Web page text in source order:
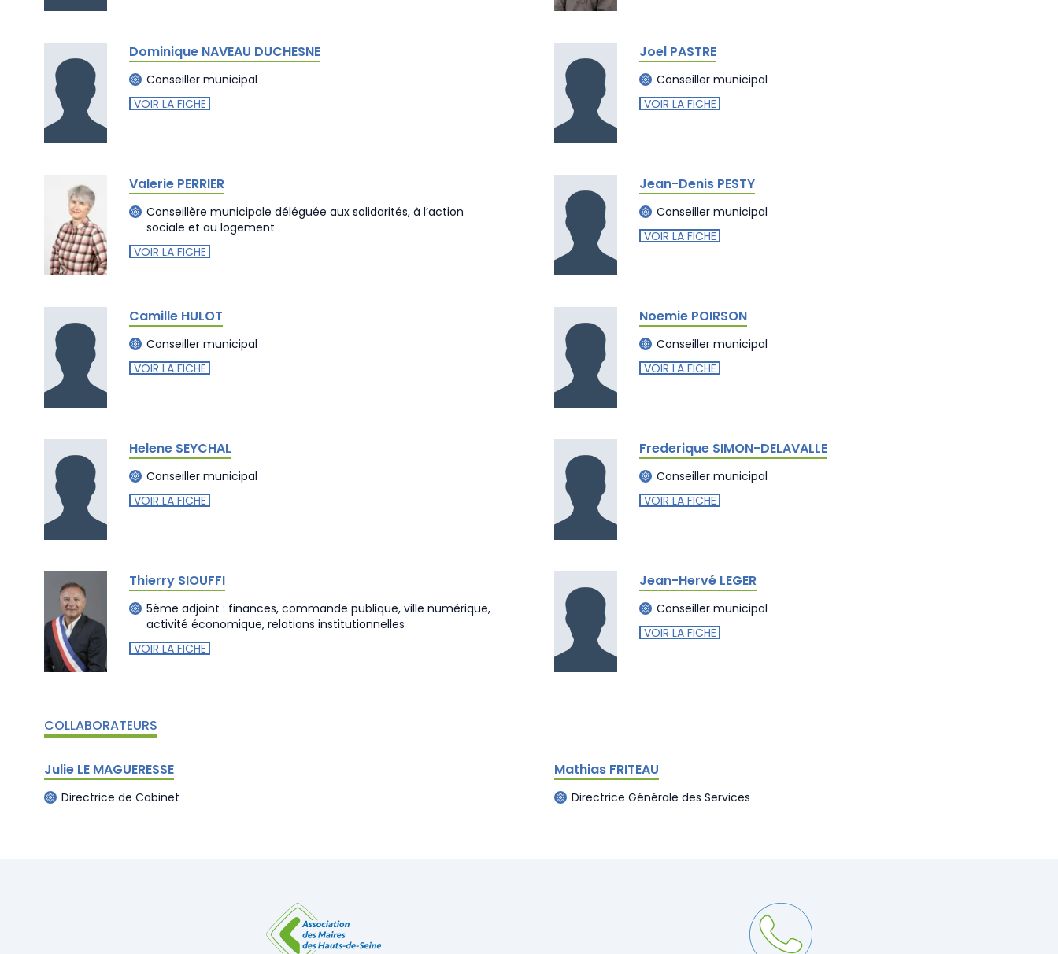
Dominique NAVEAU DUCHESNE
Conseiller municipal
VOIR LA FICHE
Joel PASTRE
Conseiller municipal
VOIR LA FICHE
Valerie PERRIER
Conseillère municipale déléguée aux solidarités, à l’action
sociale et au logement
VOIR LA FICHE
Jean-Denis PESTY
Conseiller municipal
VOIR LA FICHE
Camille HULOT
Conseiller municipal
VOIR LA FICHE
Noemie POIRSON
Conseiller municipal
VOIR LA FICHE
Helene SEYCHAL
Conseiller municipal
VOIR LA FICHE
Frederique SIMON-DELAVALLE
Conseiller municipal
VOIR LA FICHE
Thierry SIOUFFI
5ème adjoint : finances, commande publique, ville numérique,
activité économique, relations institutionnelles
VOIR LA FICHE
Jean-Hervé LEGER
Conseiller municipal
VOIR LA FICHE
COLLABORATEURS
Julie LE MAGUERESSE
Directrice de Cabinet
Mathias FRITEAU
Directrice Générale des Services